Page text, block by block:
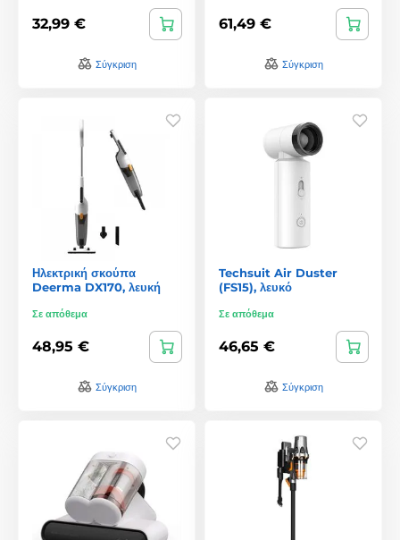
32,99 €
Σύγκριση
61,49 €
Σύγκριση
Ηλεκτρική σκούπα
Deerma DX170, λευκή
Σε απόθεμα
48,95 €
Σύγκριση
Techsuit Air Duster
(FS15), λευκό
Σε απόθεμα
46,65 €
Σύγκριση